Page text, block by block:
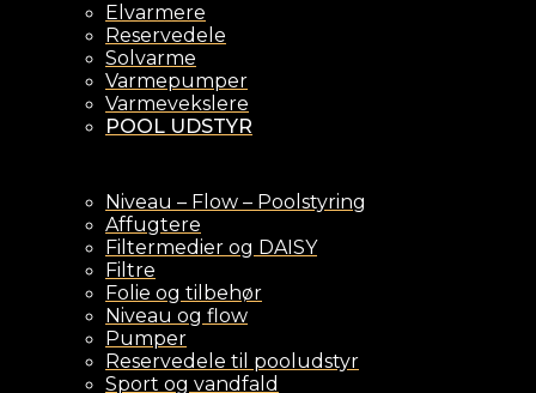
Elvarmere
Reservedele
Solvarme
Varmepumper
Varmevekslere
POOL UDSTYR
Niveau – Flow – Poolstyring
Affugtere
Filtermedier og DAISY
Filtre
Folie og tilbehør
Niveau og flow
Pumper
Reservedele til pooludstyr
Sport og vandfald